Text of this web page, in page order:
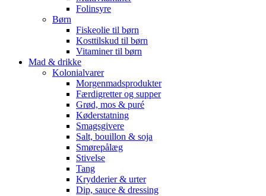
Folinsyre
Børn
Fiskeolie til børn
Kosttilskud til børn
Vitaminer til børn
Mad & drikke
Kolonialvarer
Morgenmadsprodukter
Færdigretter og supper
Grød, mos & puré
Køderstatning
Smagsgivere
Salt, bouillon & soja
Smørepålæg
Stivelse
Tang
Krydderier & urter
Dip, sauce & dressing